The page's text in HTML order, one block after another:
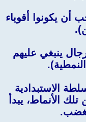
أن يكونوا أقوياء
ينبغي عليهم
الاستبدادية
الأنماط، يبدأ